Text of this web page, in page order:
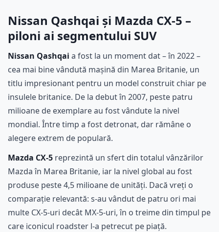
Nissan Qashqai și Mazda CX-5 –
piloni ai segmentului SUV
Nissan Qashqai a fost la un moment dat – în 2022 –
cea mai bine vândută mașină din Marea Britanie, un
titlu impresionant pentru un model construit chiar pe
insulele britanice. De la debut în 2007, peste patru
milioane de exemplare au fost vândute la nivel
mondial. Între timp a fost detronat, dar rămâne o
alegere extrem de populară.
Mazda CX-5 reprezintă un sfert din totalul vânzărilor
Mazda în Marea Britanie, iar la nivel global au fost
produse peste 4,5 milioane de unități. Dacă vreți o
comparație relevantă: s-au vândut de patru ori mai
multe CX-5-uri decât MX-5-uri, în o treime din timpul pe
care iconicul roadster l-a petrecut pe piață.